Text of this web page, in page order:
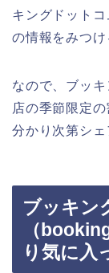
キングドット
の情報をみつけ
なので、ブッ
店の季節限定
分かり次第シ
ブッキン
（
り気に入